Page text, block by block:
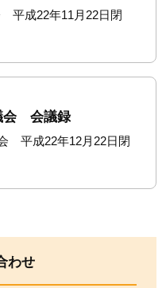
平成22年11月22日閉
会 会議録
平成22年12月22日閉
わせ